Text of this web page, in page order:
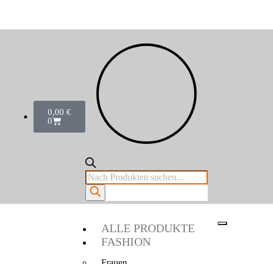
0,00 €
0
ALLE PRODUKTE
FASHION